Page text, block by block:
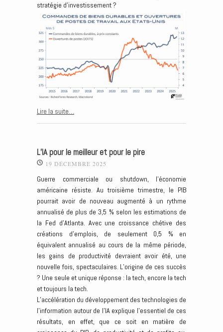
stratégie d’investissement ?
Lire la suite…
L’IA pour le meilleur et pour le pire
19 DÉCEMBRE 2025
Guerre commerciale ou shutdown, l’économie
américaine résiste. Au troisième trimestre, le PIB
pourrait avoir de nouveau augmenté à un rythme
annualisé de plus de 3,5 % selon les estimations de
la Fed d’Atlanta. Avec une croissance chétive des
créations d’emplois, de seulement 0,5 % en
équivalent annualisé au cours de la même période,
les gains de productivité devraient avoir été, une
nouvelle fois, spectaculaires. L’origine de ces succès
? Une seule et unique réponse : la tech, encore la tech
et toujours la tech.
L’accélération du développement des technologies de
l’information autour de l’IA explique l’essentiel de ces
résultats, en effet, que ce soit en matière de